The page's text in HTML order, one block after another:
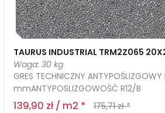
TAURUS INDUSTRIAL TRM2Z065
Waga: 30 kg
GRES TECHNICZNY ANTYPOŚLIZGOWY
mmANTYPOSLIZGOWOŚĆ R12/B
139,90 zł / m2 *
175,71 zł *